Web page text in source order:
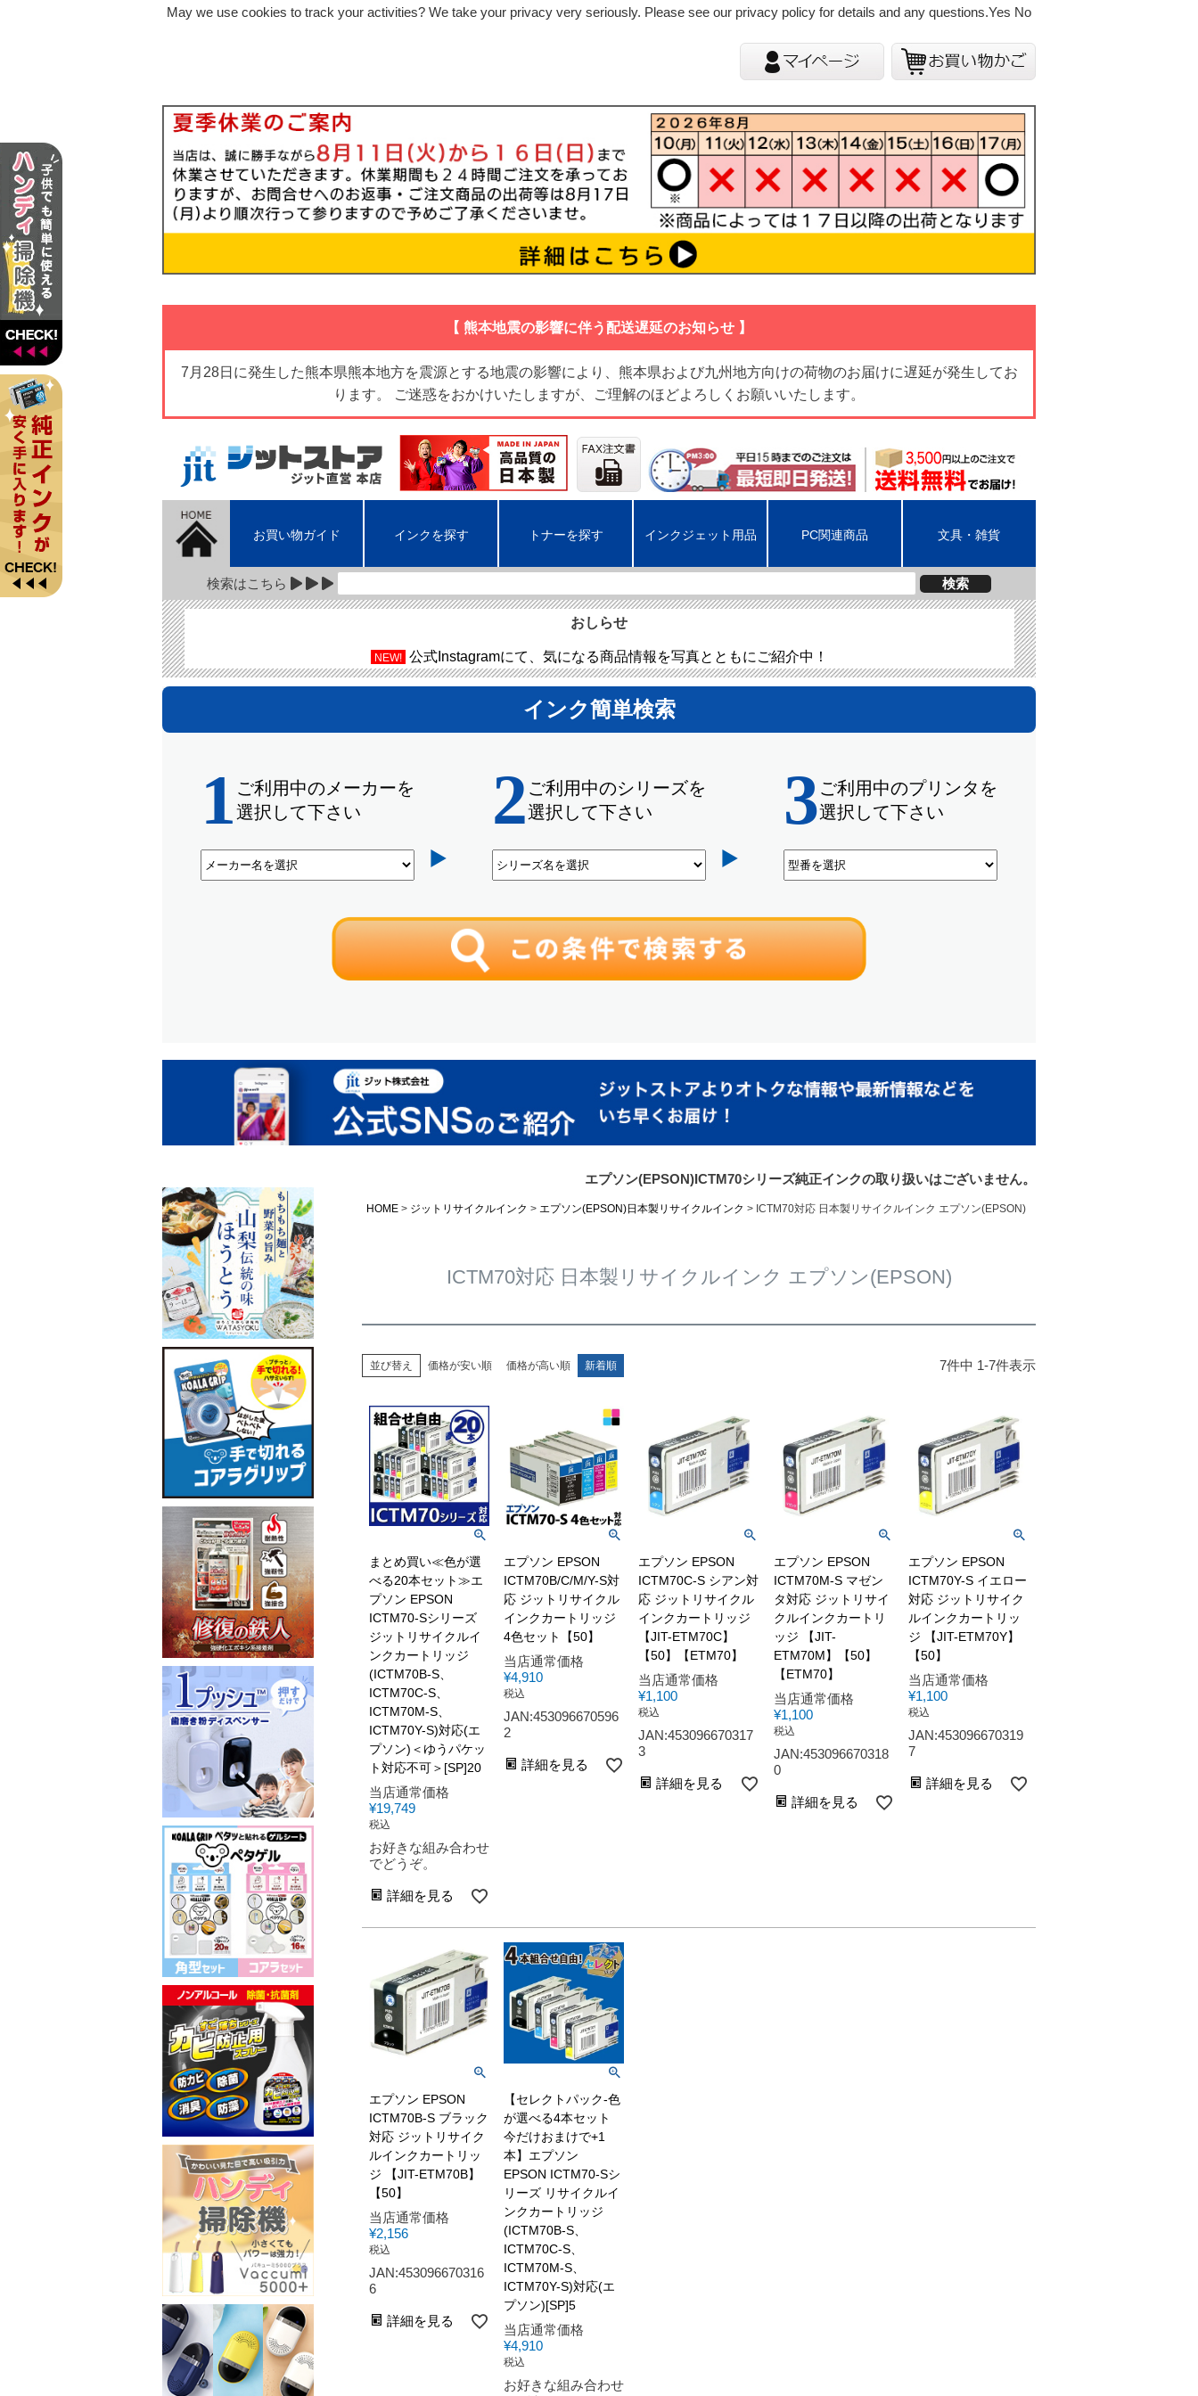
【 熊本地震の影響に伴う配送遅延のお知らせ 】
7月28日に発生した熊本県熊本地方を震源とする地震の影響により、熊本県および九州地方向けの荷物のお届けに遅延が発生してお
ります。 ご迷惑をおかけいたしますが、ご理解のほどよろしくお願いいたします。
お買い物ガイド インクを探す トナーを探す インクジェット用品 PC関連商品 文具・雑貨
検索はこちら 検索
おしらせ
NEW! 公式Instagramにて、気になる商品情報を写真とともにご紹介中！
エプソン(EPSON)ICTM70シリーズ純正インクの取り扱いはございません。
HOME ジットリサイクルインク エプソン(EPSON)日本製リサイクルインク ICTM70対応 日本製リサイクルインク エプソン(EPSON)
ICTM70対応 日本製リサイクルインク エプソン(EPSON)
並び替え 価格が安い順 価格が高い順 新着順 7件中 1-7件表示
まとめ買い≪色が選
べる20本セット≫エ
プソン EPSON
ICTM70-Sシリーズ
ジットリサイクルイ
ンクカートリッジ
(ICTM70B-S、
ICTM70C-S、
ICTM70M-S、
ICTM70Y-S)対応(エ
プソン)＜ゆうパケッ
ト対応不可＞[SP]20
当店通常価格
¥19,749
税込
お好きな組み合わせ
でどうぞ。
詳細を見る
エプソン EPSON
ICTM70B/C/M/Y-S対
応 ジットリサイクル
インクカートリッジ
4色セット【50】
当店通常価格
¥4,910
税込
JAN:453096670596
2
詳細を見る
エプソン EPSON
ICTM70C-S シアン対
応 ジットリサイクル
インクカートリッジ
【JIT-ETM70C】
【50】【ETM70】
当店通常価格
¥1,100
税込
JAN:453096670317
3
詳細を見る
エプソン EPSON
ICTM70M-S マゼン
タ対応 ジットリサイ
クルインクカートリ
ッジ 【JIT-
ETM70M】【50】
【ETM70】
当店通常価格
¥1,100
税込
JAN:453096670318
0
詳細を見る
エプソン EPSON
ICTM70Y-S イエロー
対応 ジットリサイク
ルインクカートリッ
ジ 【JIT-ETM70Y】
【50】
当店通常価格
¥1,100
税込
JAN:453096670319
7
詳細を見る
エプソン EPSON
ICTM70B-S ブラック
対応 ジットリサイク
ルインクカートリッ
ジ 【JIT-ETM70B】
【50】
当店通常価格
¥2,156
税込
JAN:453096670316
6
詳細を見る
【セレクトパック-色
が選べる4本セット
今だけおまけで+1
本】エプソン
EPSON ICTM70-Sシ
リーズ リサイクルイ
ンクカートリッジ
(ICTM70B-S、
ICTM70C-S、
ICTM70M-S、
ICTM70Y-S)対応(エ
プソン)[SP]5
当店通常価格
¥4,910
税込
お好きな組み合わせ
May we use cookies to track your activities? We take your privacy very seriously. Please see our privacy policy for details and any questions.Yes No